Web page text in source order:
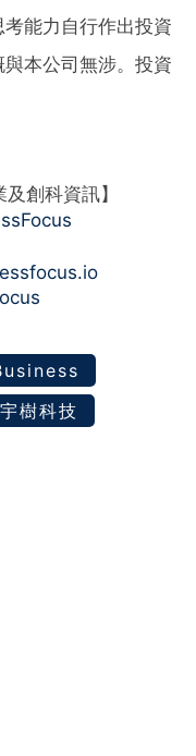
能力自行作出投資
本公司無涉。投資
創科資訊】
宇樹科技